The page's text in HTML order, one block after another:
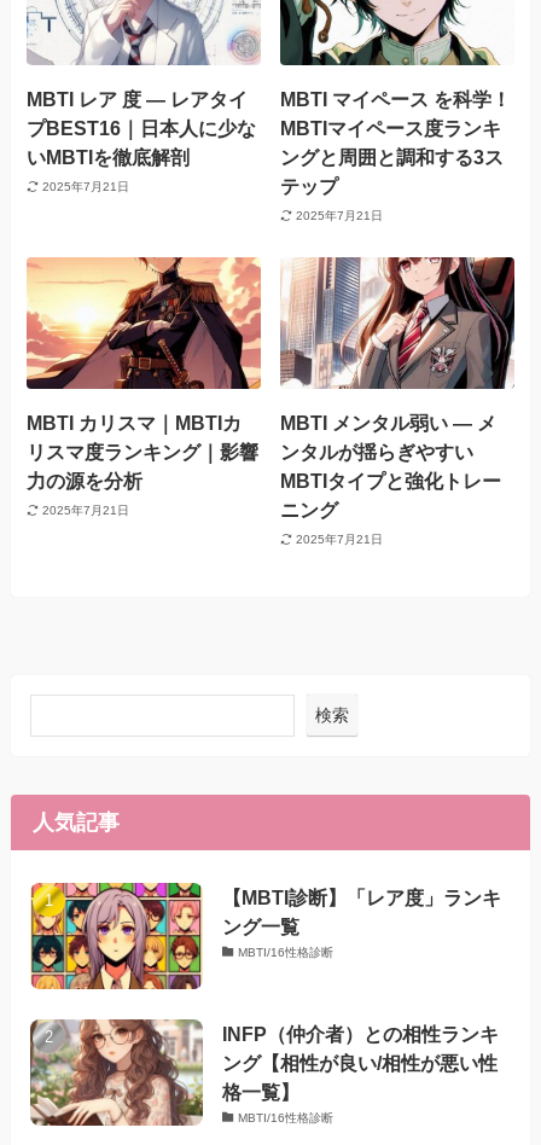
MBTI レア 度 — レアタイ
プBEST16｜日本人に少な
いMBTIを徹底解剖
2025年7月21日
MBTI マイペース を科学！
MBTIマイペース度ランキ
ングと周囲と調和する3ス
テップ
2025年7月21日
MBTI カリスマ｜MBTIカ
リスマ度ランキング｜影響
力の源を分析
2025年7月21日
MBTI メンタル弱い — メ
ンタルが揺らぎやすい
MBTIタイプと強化トレー
ニング
2025年7月21日
検索
人気記事
【MBTI診断】「レア度」ランキ
ング一覧
MBTI/16性格診断
INFP（仲介者）との相性ランキ
ング【相性が良い/相性が悪い性
格一覧】
MBTI/16性格診断